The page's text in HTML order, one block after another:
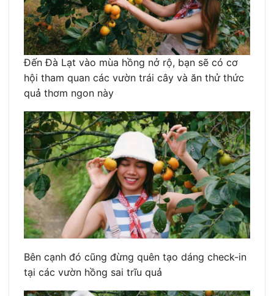
Đến Đà Lạt vào mùa hồng nở rộ, bạn sẽ có cơ
hội tham quan các vườn trái cây và ăn thử thức
quả thơm ngon này
Bên cạnh đó cũng đừng quên tạo dáng check-in
tại các vườn hồng sai trĩu quả